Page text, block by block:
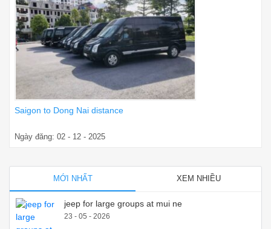
Saigon to Dong Nai distance
Ngày đăng: 02 - 12 - 2025
MỚI NHẤT XEM NHIỀU
jeep for large groups at mui ne
23 - 05 - 2026